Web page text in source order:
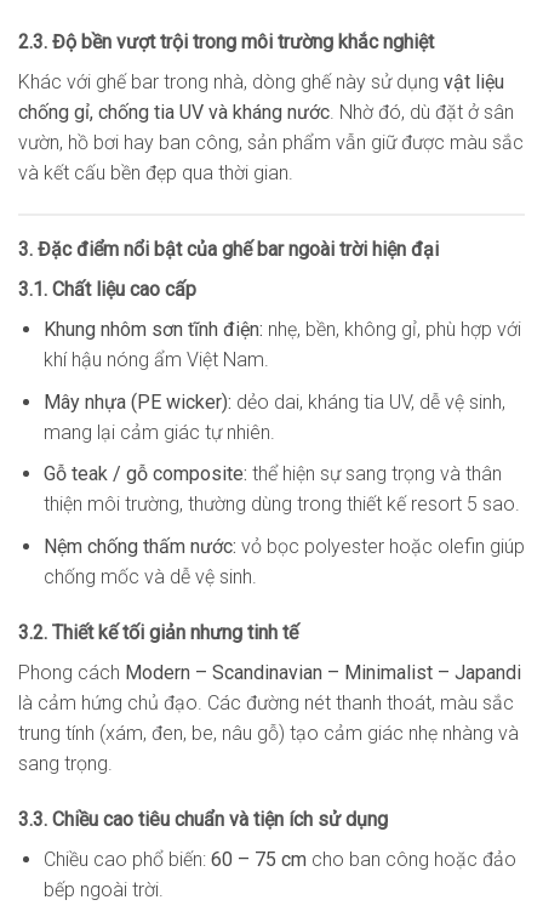
2.3. Độ bền vượt trội trong môi trường khắc nghiệt
Khác với ghế bar trong nhà, dòng ghế này sử dụng vật liệu
chống gỉ, chống tia UV và kháng nước. Nhờ đó, dù đặt ở sân
vườn, hồ bơi hay ban công, sản phẩm vẫn giữ được màu sắc
và kết cấu bền đẹp qua thời gian.
3. Đặc điểm nổi bật của ghế bar ngoài trời hiện đại
3.1. Chất liệu cao cấp
Khung nhôm sơn tĩnh điện: nhẹ, bền, không gỉ, phù hợp với
khí hậu nóng ẩm Việt Nam.
Mây nhựa (PE wicker): dẻo dai, kháng tia UV, dễ vệ sinh,
mang lại cảm giác tự nhiên.
Gỗ teak / gỗ composite: thể hiện sự sang trọng và thân
thiện môi trường, thường dùng trong thiết kế resort 5 sao.
Nệm chống thấm nước: vỏ bọc polyester hoặc olefin giúp
chống mốc và dễ vệ sinh.
3.2. Thiết kế tối giản nhưng tinh tế
Phong cách Modern – Scandinavian – Minimalist – Japandi
là cảm hứng chủ đạo. Các đường nét thanh thoát, màu sắc
trung tính (xám, đen, be, nâu gỗ) tạo cảm giác nhẹ nhàng và
sang trọng.
3.3. Chiều cao tiêu chuẩn và tiện ích sử dụng
Chiều cao phổ biến: 60 – 75 cm cho ban công hoặc đảo
bếp ngoài trời.